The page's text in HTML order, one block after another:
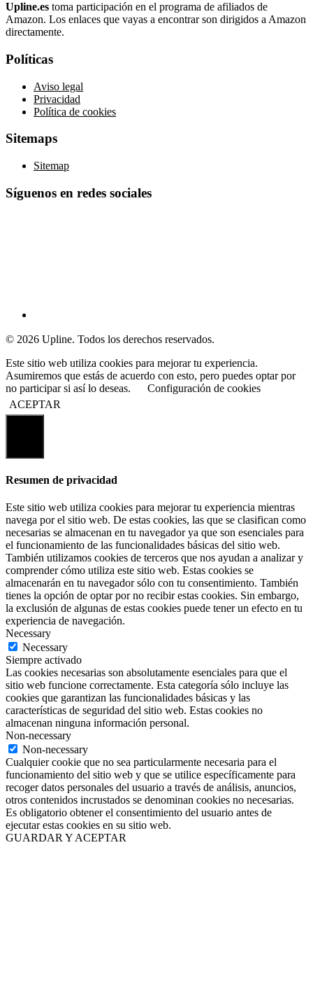
Upline.es toma participación en el programa de afiliados de
Amazon. Los enlaces que vayas a encontrar son dirigidos a Amazon
directamente.
Políticas
Aviso legal
Privacidad
Política de cookies
Sitemaps
Sitemap
Síguenos en redes sociales
© 2026 Upline. Todos los derechos reservados.
Este sitio web utiliza cookies para mejorar tu experiencia.
Asumiremos que estás de acuerdo con esto, pero puedes optar por
no participar si así lo deseas.
Configuración de cookies
ACEPTAR
Resumen de privacidad
Este sitio web utiliza cookies para mejorar tu experiencia mientras
navega por el sitio web. De estas cookies, las que se clasifican como
necesarias se almacenan en tu navegador ya que son esenciales para
el funcionamiento de las funcionalidades básicas del sitio web.
También utilizamos cookies de terceros que nos ayudan a analizar y
comprender cómo utiliza este sitio web. Estas cookies se
almacenarán en tu navegador sólo con tu consentimiento. También
tienes la opción de optar por no recibir estas cookies. Sin embargo,
la exclusión de algunas de estas cookies puede tener un efecto en tu
experiencia de navegación.
Necessary
Necessary
Siempre activado
Las cookies necesarias son absolutamente esenciales para que el
sitio web funcione correctamente. Esta categoría sólo incluye las
cookies que garantizan las funcionalidades básicas y las
características de seguridad del sitio web. Estas cookies no
almacenan ninguna información personal.
Non-necessary
Non-necessary
Cualquier cookie que no sea particularmente necesaria para el
funcionamiento del sitio web y que se utilice específicamente para
recoger datos personales del usuario a través de análisis, anuncios,
otros contenidos incrustados se denominan cookies no necesarias.
Es obligatorio obtener el consentimiento del usuario antes de
ejecutar estas cookies en su sitio web.
GUARDAR Y ACEPTAR